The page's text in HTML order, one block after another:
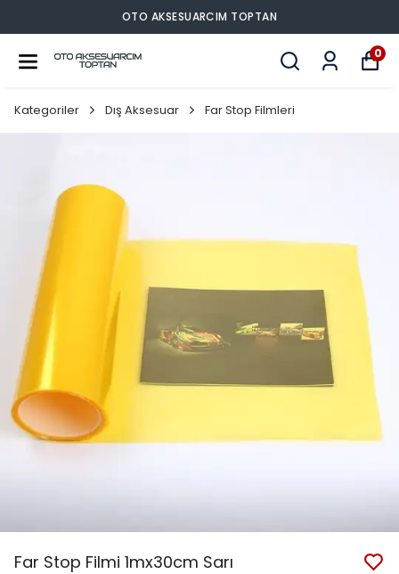
OTO AKSESUARCIM TOPTAN
0
Kategoriler Dış Aksesuar Far Stop Filmleri
Far Stop Filmi 1mx30cm Sarı